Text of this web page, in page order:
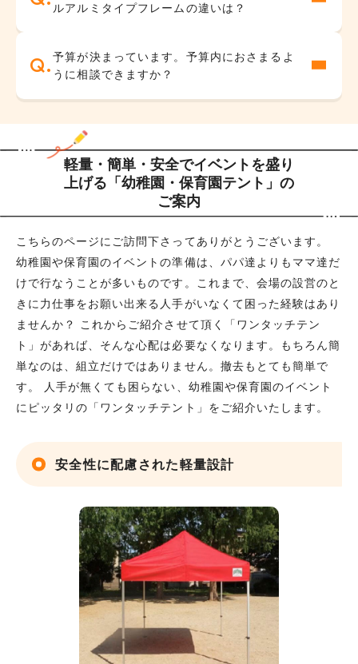
ルアルミタイプフレームの違いは？
予算が決まっています。予算内におさまるよ
うに相談できますか？
軽量・簡単・安全でイベントを盛り
上げる 「幼稚園・保育園テント」の
ご案内
こちらのページにご訪問下さってありがとうございます。
幼稚園や保育園のイベントの準備は、パパ達よりもママ達だ
けで行なうことが多いものです。これまで、会場の設営のと
きに力仕事をお願い出来る人手がいなくて困った経験はあり
ませんか？ これからご紹介させて頂く「ワンタッチテン
ト」があれば、そんな心配は必要なくなります。もちろん簡
単なのは、組立だけではありません。撤去もとても簡単で
す。 人手が無くても困らない、幼稚園や保育園のイベント
にピッタリの「ワンタッチテント」をご紹介いたします。
安全性に配慮された軽量設計